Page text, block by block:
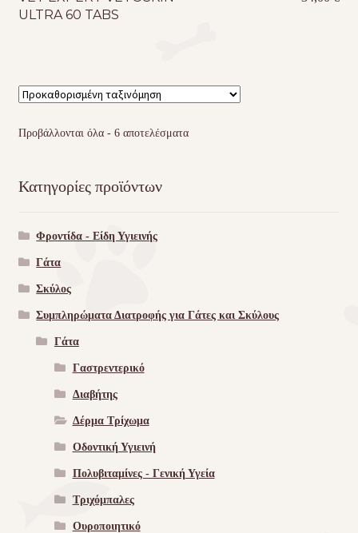
ULTRA 60 TABS
Προβάλλονται όλα - 6 αποτελέσματα
Κατηγορίες προϊόντων
Φροντίδα - Είδη Υγιεινής
Γάτα
Σκύλος
Συμπληρώματα Διατροφής για Γάτες και Σκύλους
Γάτα
Γαστρεντερικό
Διαβήτης
Δέρμα Τρίχωμα
Οδοντική Υγιεινή
Πολυβιταμίνες - Γενική Υγεία
Τριχόμπαλες
Ουροποιητικό